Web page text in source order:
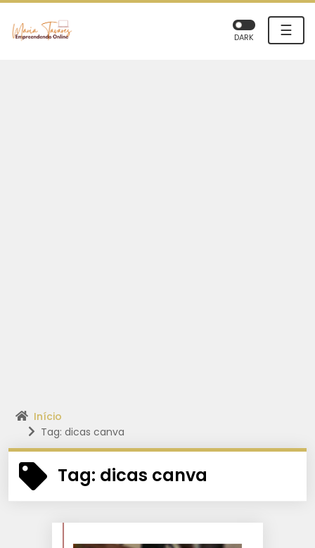
☰
DARK
Início
Tag: dicas canva
Tag: dicas canva